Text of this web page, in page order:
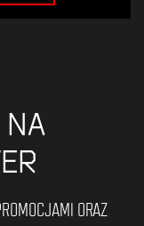
ORAZ